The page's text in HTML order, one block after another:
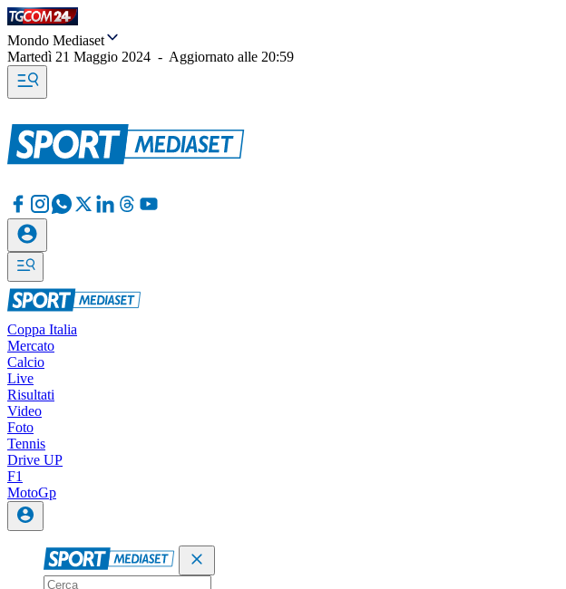
Mondo Mediaset
Martedì 21 Maggio 2024 - Aggiornato alle 20:59
Coppa Italia
Mercato
Calcio
Live
Risultati
Video
Foto
Tennis
Drive UP
F1
MotoGp